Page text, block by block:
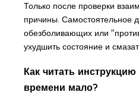
Только после проверки
причины. Самостоятельное
обезболивающих или
ухудшить состояние и
Как читать инструкцию
времени мало?